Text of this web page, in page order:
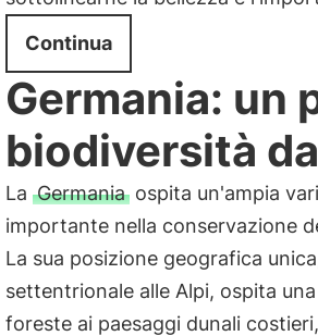
Continua
Germania: un
biodiversità
La Germaniaospita un'ampia
importante nella conservazione
La sua posizione geografica
settentrionale alle Alpi, ospita
foreste ai paesaggi dunali